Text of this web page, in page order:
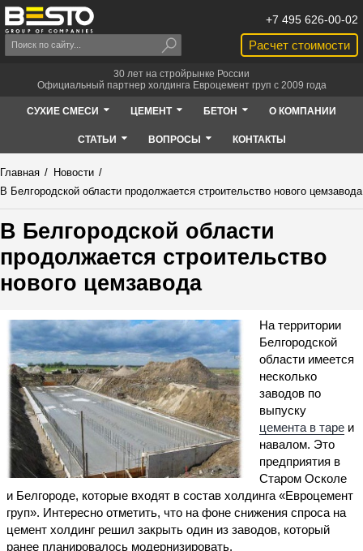
Расчет стоимости
+7 495 626-00-02
30 лет на стройрынке России
Официальный партнер холдинга Евроцемент груп с 2009 года
СУХИЕ СМЕСИ ЦЕМЕНТ БЕТОН О КОМПАНИИ
СТАТЬИ ВОПРОСЫ КОНТАКТЫ
Главная / Новости /
В Белгородской области продолжается строительство нового цемзавода
В Белгородской области
продолжается строительство
нового цемзавода
На территории
Белгородской
области имеется
несколько
заводов по
выпуску
цемента в таре и
навалом. Это
предприятия в
Старом Осколе
и Белгороде, которые входят в состав холдинга «Евроцемент
груп». Интересно отметить, что на фоне снижения спроса на
цемент холдинг решил закрыть один из заводов, который
ранее планировалось модернизировать.